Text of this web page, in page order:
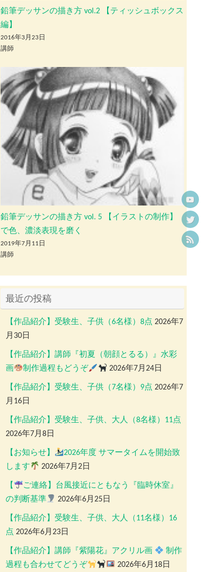
鉛筆デッサンの描き方 vol.2 【ティッシュボックス
編】
2016年3月23日
講師
鉛筆デッサンの描き方 vol. 5 【イラストの制作】
で色、濃淡表現を磨く
2019年7月11日
講師
最近の投稿
【作品紹介】受験生、子供（6名様）8点 2026年7
月30日
【作品紹介】講師『初夏（朝顔とるる）』水彩
画
制作過程もどうぞ 2026年7月24日
【作品紹介】受験生、子供（7名様）9点 2026年7
月16日
【作品紹介】受験生、子供、大人（8名様）11点
2026年7月8日
【お知らせ】
2026年度 サマータイムを開始致
します
2026年7月2日
【
ご連絡】台風接近にともなう『臨時休室』
の判断基準
2026年6月25日
【作品紹介】受験生、子供、大人（11名様）16
点 2026年6月23日
【作品紹介】講師『紫陽花』アクリル画
制作
過程も合わせてどうぞ
2026年6月18日